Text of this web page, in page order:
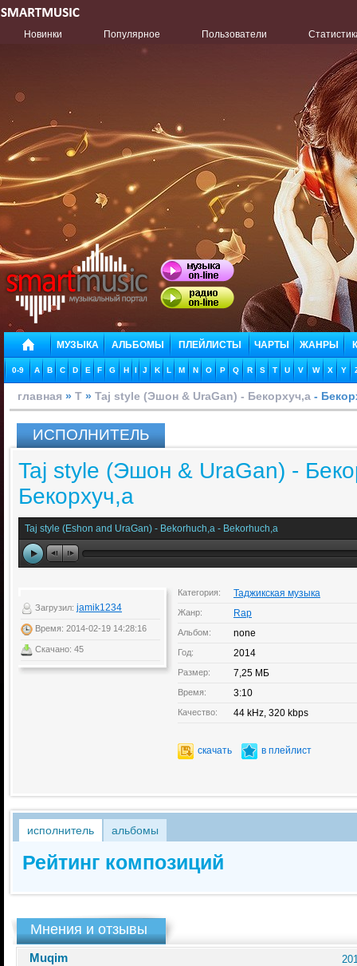
Новинки Популярное Пользователи
МУЗЫКА АЛЬБОМЫ ПЛЕЙЛИСТЫ ЧАРТЫ ЖАНРЫ
0-9 A B C D E F G H I J K L M N O P Q R S T U V W X Y
главная » T » Taj style (Эшон & UraGan) - Бекорхуч,а -
ИСПОЛНИТЕЛЬ
Taj style (Эшон & UraGan) -
Бекорхуч,а
Taj style (Eshon and UraGan) - Bekorhuch,a - Bekorhuch,a
Загрузил: jamik1234
Время: 2014-02-19 14:28:16
Скачано: 45
Категория: Таджикская музыка
Жанр: Rap
Альбом: none
Год: 2014
Размер: 7,25 МБ
Время: 3:10
Качество: 44 kHz, 320 kbps
скачать в плейлист
исполнитель альбомы
Рейтинг композиций
Мнения и отзывы
Muqim